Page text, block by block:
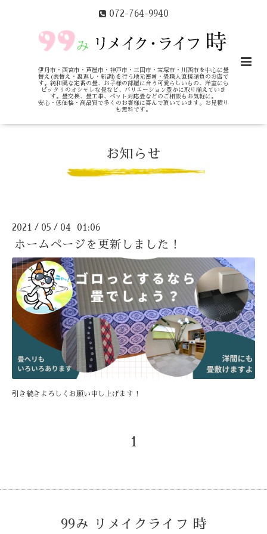
072-764-9940
伊丹市・西宮市・芦屋市・神戸市・三田市・宝塚市・川西市を中心に畳
替え(表替え・裏返し・新調)を行う地元密着・畳職人直接請負のお店で
す。純和風な定番の畳、お子様の部屋に合う可愛らしいもの、洋室にも
ピッタリのオシャレな畳など、バリエーション豊かに取り揃えていま
す。畳交換、畳工事、ペット対応畳などのご相談もお気軽に。
安心・低価格・高品質で多くのお客様に喜んで頂いています。お見積り
も無料です。
お知らせ
2021 / 05 / 04 01:06
ホームページを更新しました！
引き続きよろしくお願い申し上げます！
1
99み リメイクライフ 時